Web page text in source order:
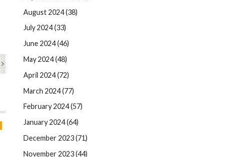
August 2024 (38)
July 2024 (33)
June 2024 (46)
May 2024 (48)
April 2024 (72)
March 2024 (77)
February 2024 (57)
January 2024 (64)
December 2023 (71)
November 2023 (44)